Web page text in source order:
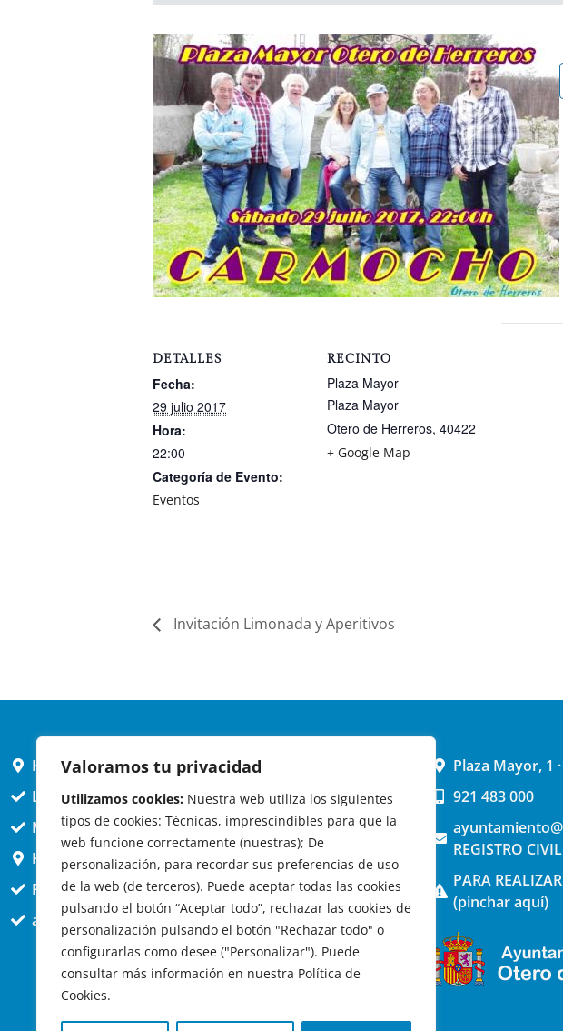
Valoramos tu privacidad
Utilizamos cookies: Nuestra web utiliza los siguientes
tipos de cookies: Técnicas, imprescindibles para que la
web funcione correctamente (nuestras); De
personalización, para recordar sus preferencias de uso
de la web (de terceros). Puede aceptar todas las cookies
pulsando el botón “Aceptar todo”, rechazar las cookies de
personalización pulsando el botón "Rechazar todo" o
configurarlas como desee ("Personalizar"). Puede
consultar más información en nuestra Política de
Cookies.
DETALLES
Fecha:
29 julio 2017
Hora:
22:00
Categoría de Evento:
Eventos
RECINTO
Plaza Mayor
Plaza Mayor
Otero de Herreros, 40422
+ Google Map
Invitación Limonada y Aperitivos
HORARIO AYUNTAMIENTO
L,X,J,V 9 a 14h
MARTES cerrado atención presencial
HORARIO ARQUITECTO
Presencial jueves 12h a 14:30
att. telefónica jueves 10 a 14:30h.
Plaza Mayor, 1
921 483 000
REGISTRO
PARA
(pinchar aquí)